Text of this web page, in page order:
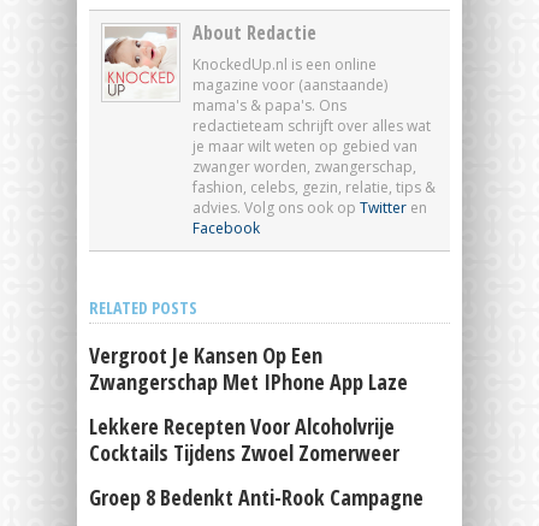
About Redactie
KnockedUp.nl is een online
magazine voor (aanstaande)
mama's & papa's. Ons
redactieteam schrijft over alles wat
je maar wilt weten op gebied van
zwanger worden, zwangerschap,
fashion, celebs, gezin, relatie, tips &
advies. Volg ons ook op Twitter en
Facebook
RELATED POSTS
Vergroot Je Kansen Op Een
Zwangerschap Met IPhone App Laze
Lekkere Recepten Voor Alcoholvrije
Cocktails Tijdens Zwoel Zomerweer
Groep 8 Bedenkt Anti-Rook Campagne